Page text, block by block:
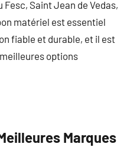
Fesc, Saint Jean de Vedas,
matériel est essentiel
fiable et durable, et il est
options
Marques